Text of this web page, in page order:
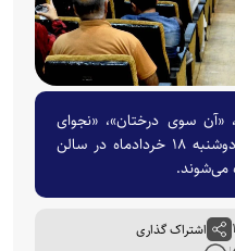
سوی درختان»، «نجوای
چیزها»، «زخم و آینه» و «راش» دوشنبه ۱۸ خردادماه در سالن
می‌شوند.
اشتراک گذاری